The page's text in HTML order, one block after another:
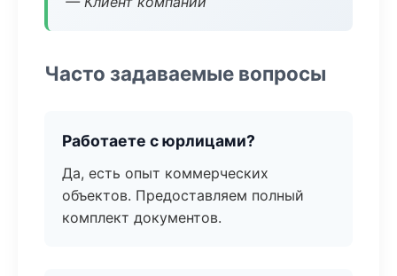
Часто задаваемые вопросы
Работаете с юрлицами?
Да, есть опыт коммерческих
объектов. Предоставляем полный
комплект документов.